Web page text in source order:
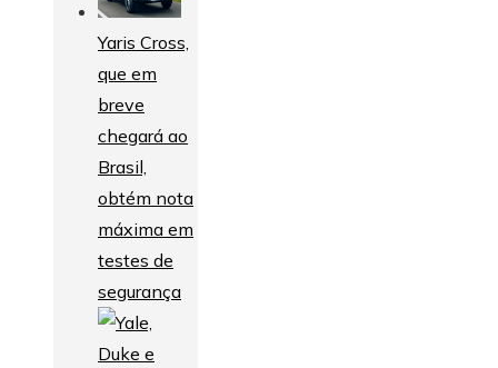
Yaris Cross,
que em
breve
chegará ao
Brasil,
obtém nota
máxima em
testes de
segurança